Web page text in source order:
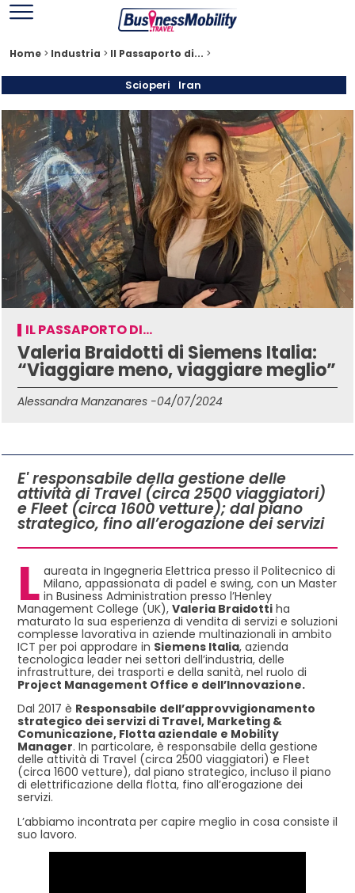
Home > Industria > Il Passaporto di... >
Scioperi Iran
IL PASSAPORTO DI...
Valeria Braidotti di Siemens Italia:
“Viaggiare meno, viaggiare meglio”
Alessandra Manzanares -04/07/2024
E' responsabile della gestione delle
attività di Travel (circa 2500 viaggiatori)
e Fleet (circa 1600 vetture); dal piano
strategico, fino all’erogazione dei servizi
L aureata in Ingegneria Elettrica presso il Politecnico di
Milano, appassionata di padel e swing, con un Master
in Business Administration presso l’Henley
Management College (UK), Valeria Braidotti ha
maturato la sua esperienza di vendita di servizi e soluzioni
complesse lavorativa in aziende multinazionali in ambito
ICT per poi approdare in Siemens Italia, azienda
tecnologica leader nei settori dell’industria, delle
infrastrutture, dei trasporti e della sanità, nel ruolo di
Project Management Office e dell’Innovazione.
Dal 2017 è Responsabile dell’approvvigionamento
strategico dei servizi di Travel, Marketing &
Comunicazione, Flotta aziendale e Mobility
Manager. In particolare, è responsabile della gestione
delle attività di Travel (circa 2500 viaggiatori) e Fleet
(circa 1600 vetture), dal piano strategico, incluso il piano
di elettrificazione della flotta, fino all’erogazione dei
servizi.
L’abbiamo incontrata per capire meglio in cosa consiste il
suo lavoro.